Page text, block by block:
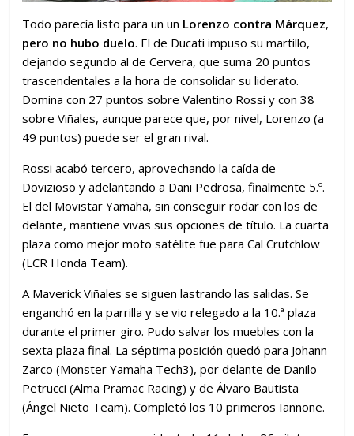
Todo parecía listo para un un Lorenzo contra Márquez,
pero no hubo duelo. El de Ducati impuso su martillo,
dejando segundo al de Cervera, que suma 20 puntos
trascendentales a la hora de consolidar su liderato.
Domina con 27 puntos sobre Valentino Rossi y con 38
sobre Viñales, aunque parece que, por nivel, Lorenzo (a
49 puntos) puede ser el gran rival.
Rossi acabó tercero, aprovechando la caída de
Dovizioso y adelantando a Dani Pedrosa, finalmente 5.º.
El del Movistar Yamaha, sin conseguir rodar con los de
delante, mantiene vivas sus opciones de título. La cuarta
plaza como mejor moto satélite fue para Cal Crutchlow
(LCR Honda Team).
A Maverick Viñales se siguen lastrando las salidas. Se
enganchó en la parrilla y se vio relegado a la 10.ª plaza
durante el primer giro. Pudo salvar los muebles con la
sexta plaza final. La séptima posición quedó para Johann
Zarco (Monster Yamaha Tech3), por delante de Danilo
Petrucci (Alma Pramac Racing) y de Álvaro Bautista
(Ángel Nieto Team). Completó los 10 primeros Iannone.